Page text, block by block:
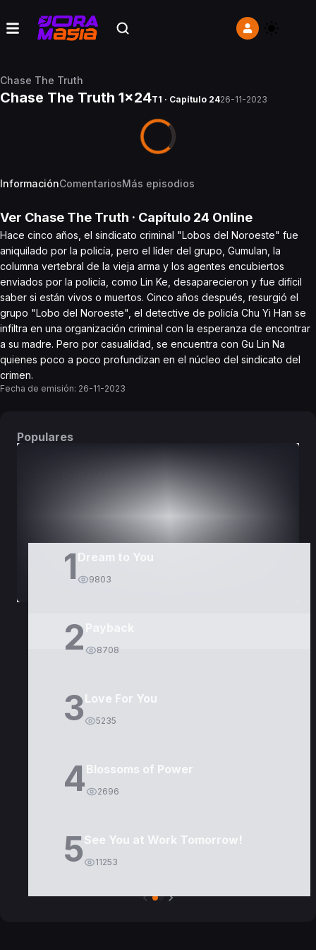
Chase The Truth
Chase The Truth 1x24T1 · Capítulo 2426-11-2023
InformaciónComentariosMás episodios
Ver Chase The Truth · Capítulo 24 Online
Hace cinco años, el sindicato criminal "Lobos del Noroeste" fue
aniquilado por la policía, pero el líder del grupo, Gumulan, la
columna vertebral de la vieja arma y los agentes encubiertos
enviados por la policía, como Lin Ke, desaparecieron y fue difícil
saber si están vivos o muertos. Cinco años después, resurgió el
grupo "Lobo del Noroeste", el detective de policía Chu Yi Han se
infiltra en una organización criminal con la esperanza de encontrar
a su madre. Pero por casualidad, se encuentra con Gu Lin Na
quienes poco a poco profundizan en el núcleo del sindicato del
crimen.
Fecha de emisión: 26-11-2023
Populares
1 Dream to You
9803
2 8708
3Love For You
5235
4Blossoms of Power
2696
5See You at Work Tomorrow!
11253